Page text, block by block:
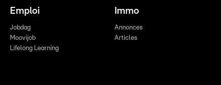
Emploi
Jobdag
Moovijob
Lifelong Learning
Immo
Annonces
Articles